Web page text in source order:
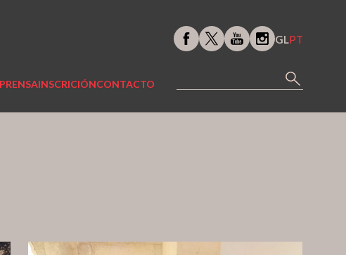
GLPT
PRENSAINSCRICIÓNCONTACTO